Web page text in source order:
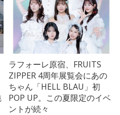
ラフォーレ原宿、FRUITS
ZIPPER 4周年展覧会にあの
ちゃん「HELL BLAU」初
POP UP。この夏限定のイベ
ントが続々